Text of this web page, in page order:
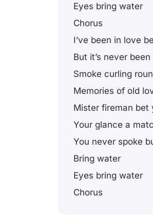
Eyes bring water
Chorus
I’ve been in love
But it’s never
Smoke curling
Memories of old
Mister fireman bet
Your glance a
You never spoke
Bring water
Eyes bring water
Chorus